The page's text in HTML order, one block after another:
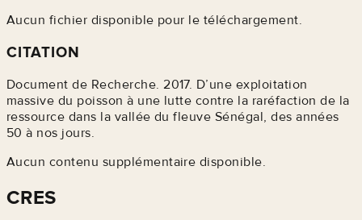
Aucun fichier disponible pour le téléchargement.
CITATION
Document de Recherche. 2017. D’une exploitation
massive du poisson à une lutte contre la raréfaction de la
ressource dans la vallée du fleuve Sénégal, des années
50 à nos jours.
Aucun contenu supplémentaire disponible.
CRES